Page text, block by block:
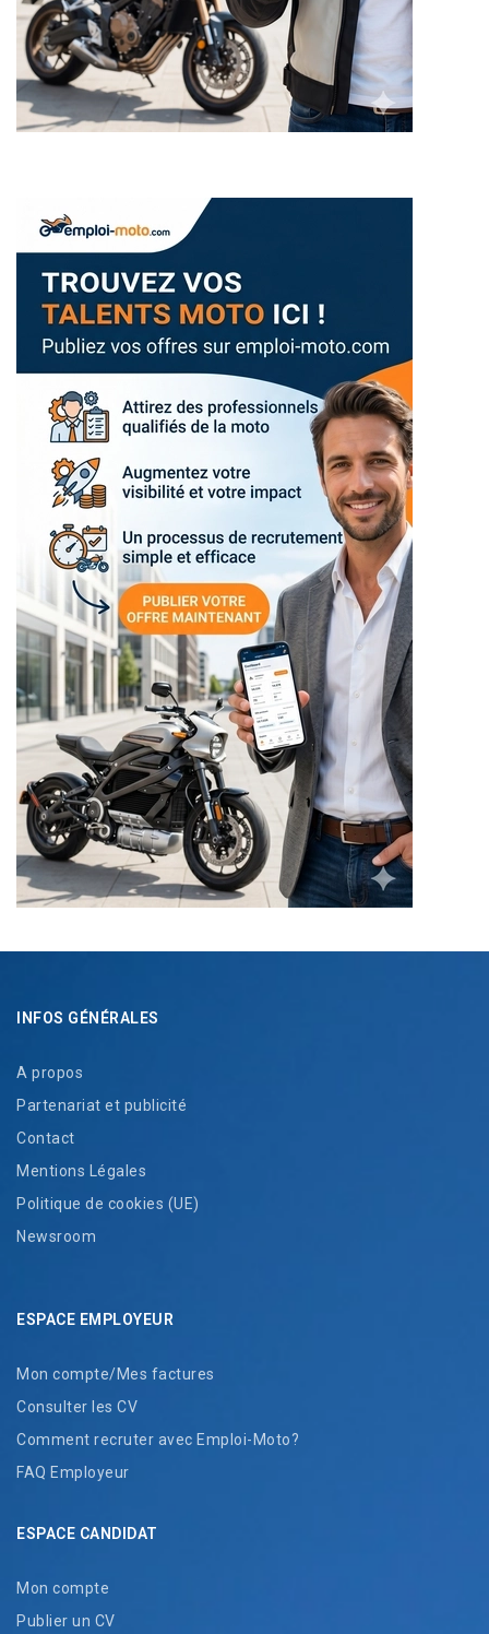
INFOS GÉNÉRALES
A propos
Partenariat et publicité
Contact
Mentions Légales
Politique de cookies (UE)
Newsroom
ESPACE EMPLOYEUR
Mon compte/Mes factures
Consulter les CV
Comment recruter avec Emploi-Moto?
FAQ Employeur
ESPACE CANDIDAT
Mon compte
Publier un CV